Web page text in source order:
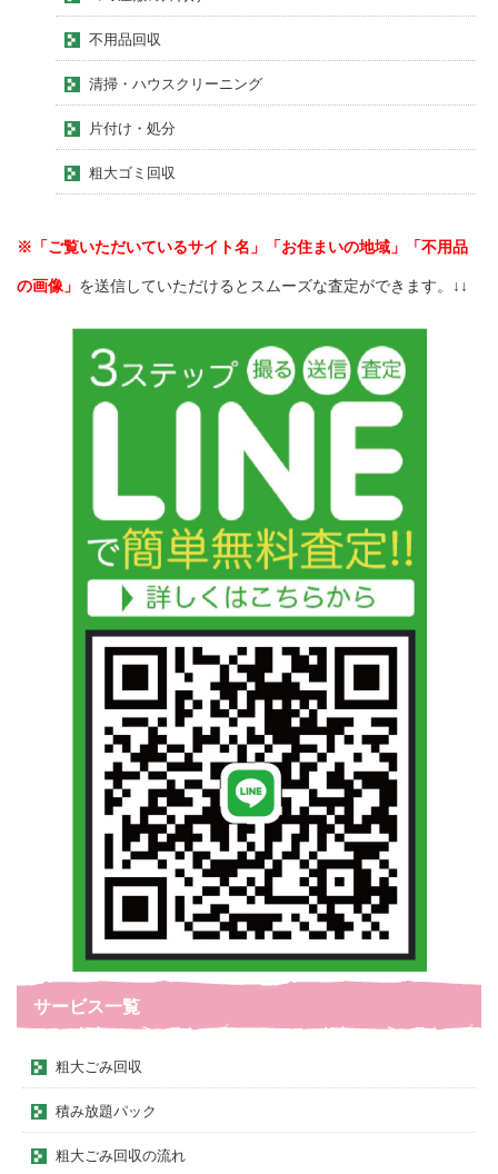
不用品回収
清掃・ハウスクリーニング
片付け・処分
粗大ゴミ回収
※「ご覧いただいているサイト名」「お住まいの地域」「不用品
の画像」 を送信していただけるとスムーズな査定ができます。↓↓
サービス一覧
粗大ごみ回収
積み放題パック
粗大ごみ回収の流れ